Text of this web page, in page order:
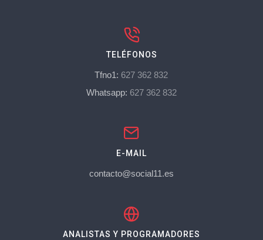
TELÉFONOS
Tfno1: 627 362 832
Whatsapp: 627 362 832
E-MAIL
contacto@social11.es
ANALISTAS Y PROGRAMADORES